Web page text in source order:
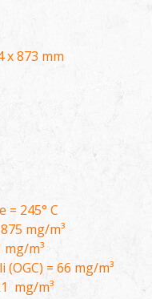
x 873 mm
245° C
mg/m³
mg/m³
= 66 mg/m³
mg/m³